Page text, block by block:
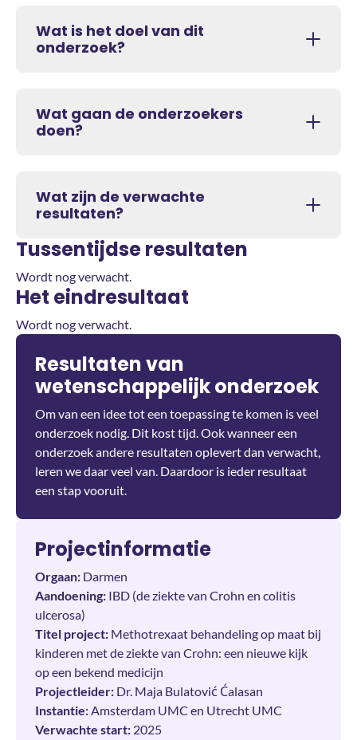
Wat is het doel van dit
onderzoek?
Wat gaan de onderzoekers
doen?
Wat zijn de verwachte
resultaten?
Tussentijdse resultaten
Wordt nog verwacht.
Het eindresultaat
Wordt nog verwacht.
Resultaten van
wetenschappelijk onderzoek
Om van een idee tot een toepassing te komen is veel
onderzoek nodig. Dit kost tijd. Ook wanneer een
onderzoek andere resultaten oplevert dan verwacht,
leren we daar veel van. Daardoor is ieder resultaat
een stap vooruit.
Projectinformatie
Orgaan: Darmen
Aandoening: IBD (de ziekte van Crohn en colitis
ulcerosa)
Titel project: Methotrexaat behandeling op maat bij
kinderen met de ziekte van Crohn: een nieuwe kijk
op een bekend medicijn
Projectleider: Dr. Maja Bulatović Ćalasan
Instantie:Amsterdam UMC en Utrecht UMC
Verwachte start: 2025